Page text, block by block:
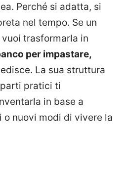
Perché si adatta, si
nel tempo. Se un
trasformarla in
per impastare,
La sua struttura
pratici ti
in base a
nuovi modi di vivere la